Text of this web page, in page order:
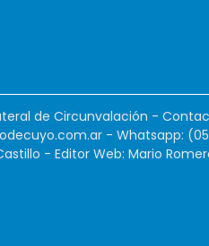
de Circunvalación -
- Whatsapp:
- Editor Web: Mario